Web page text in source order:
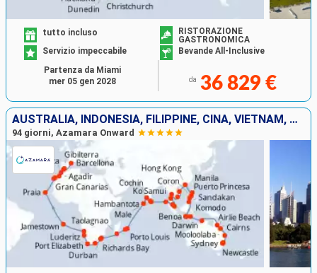
tutto incluso
RISTORAZIONE
GASTRONOMICA
Servizio impeccabile
Bevande All-Inclusive
da 36 829 €
Partenza da Miami
mer 05 gen 2028
AUSTRALIA, INDONESIA, FILIPPINE, CINA, VIETNAM, THAILANDIA, SINGAPORE, MALESIA, SRI LANKA, INDIA, MALDIVE, MAURITIUS, FRANCIA, MADAGASCAR, AFRICA DEL SUD, NAMIBIA, REGNO UNITO, CAPO VERDE, LANZAROTE,
94 giorni, Azamara Onward